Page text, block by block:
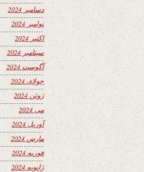
دسامبر 2024
نوامبر 2024
اکتبر 2024
سپتامبر 2024
آگوست 2024
جولای 2024
ژوئن 2024
می 2024
آوریل 2024
مارس 2024
فوریه 2024
ژانویه 2024